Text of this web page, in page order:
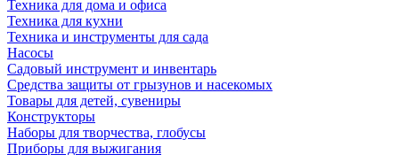
Техника для дома и офиса
Техника для кухни
Техника и инструменты для сада
Насосы
Садовый инструмент и инвентарь
Средства защиты от грызунов и насекомых
Товары для детей, сувениры
Конструкторы
Наборы для творчества, глобусы
Приборы для выжигания